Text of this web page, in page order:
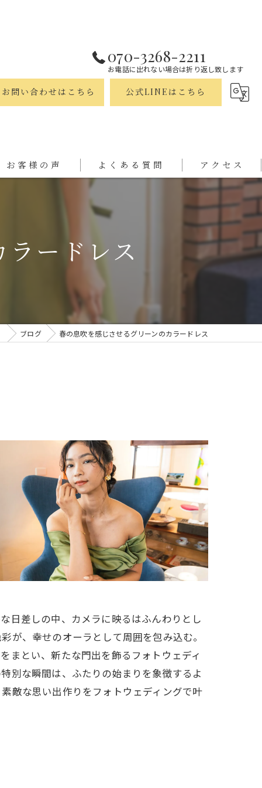
070-3268-2211
お電話に出れない場合は折り返し致します
お問い合わせはこちら 公式LINEはこちら
お客様の声 よくある質問 アクセス
ードレス
ブログ 春の息吹を感じさせるグリーンのカラードレス
日差しの中、カメラに映るはふんわりとし
が、幸せのオーラとして周囲を包み込む。
まとい、新たな門出を飾るフォトウェディ
別な瞬間は、ふたりの始まりを象徴するよ
敵な思い出作りをフォトウェディングで叶